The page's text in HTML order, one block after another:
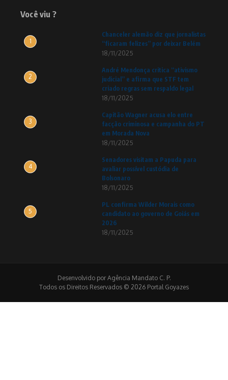
Você viu ?
1
Chanceler alemão diz que jornalistas
“ficaram felizes” por deixar Belém
18/11/2025
2
André Mendonça critica “ativismo
judicial” e afirma que STF tem
criado regras sem respaldo legal
18/11/2025
3
Capitão Wagner acusa elo entre
facção criminosa e campanha do PT
em Morada Nova
18/11/2025
4
Senadores visitam a Papuda para
avaliar possível custódia de
Bolsonaro
18/11/2025
5
PL confirma Wilder Morais como
candidato ao governo de Goiás em
2026
18/11/2025
Desenvolvido por Agência Mandato C. P.
Todos os Direitos Reservados © 2026 Portal Goyazes